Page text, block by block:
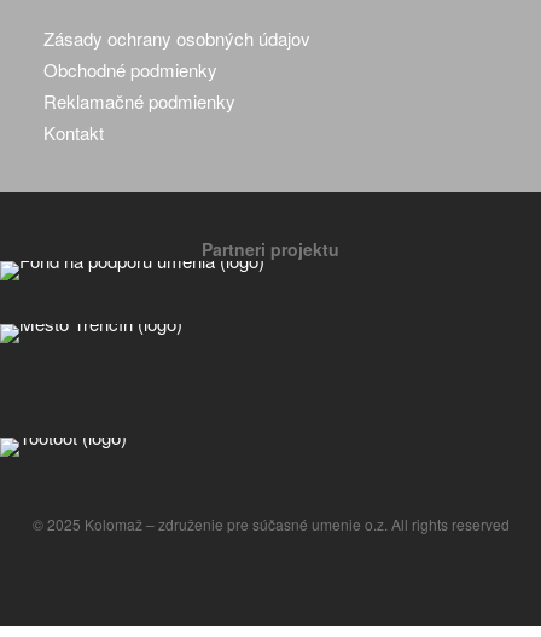
Zásady ochrany osobných údajov
Obchodné podmienky
Reklamačné podmienky
Kontakt
Partneri projektu
© 2025 Kolomaž – združenie pre súčasné umenie o.z. All rights reserved